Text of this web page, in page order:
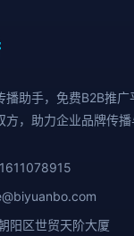
播助手，免费B2B推
，助力企业品牌传播
阳区世贸天阶大厦